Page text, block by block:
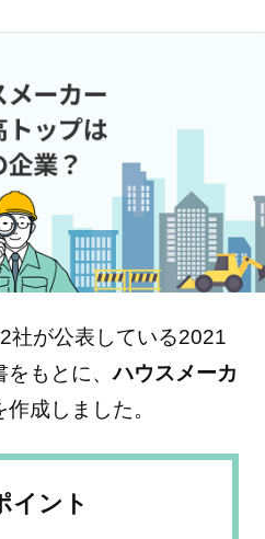
社が公表している2021
をもとに、ハウスメーカ
作成しました。
イント